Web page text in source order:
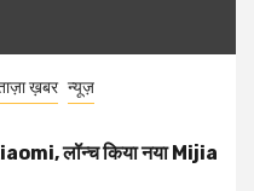
ख़बर न्यूज़
लॉन्च किया नया Mijia